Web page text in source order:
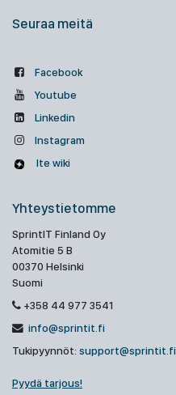
Seuraa meitä
Facebook
Youtube
Linkedin
Instagram
Ite wiki
Yhteystietomme
SprintIT Finland Oy
Atomitie 5 B
00370 Helsinki
Suomi
+358 44 977 3541
info@sprintit.fi
Tukipyynnöt: support@sprintit.fi
Pyydä tarjous!